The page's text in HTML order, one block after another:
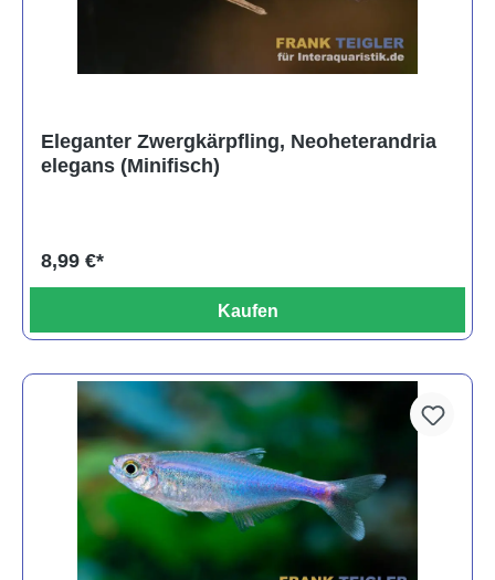
Eleganter Zwergkärpfling, Neoheterandria
elegans (Minifisch)
8,99 €*
Kaufen